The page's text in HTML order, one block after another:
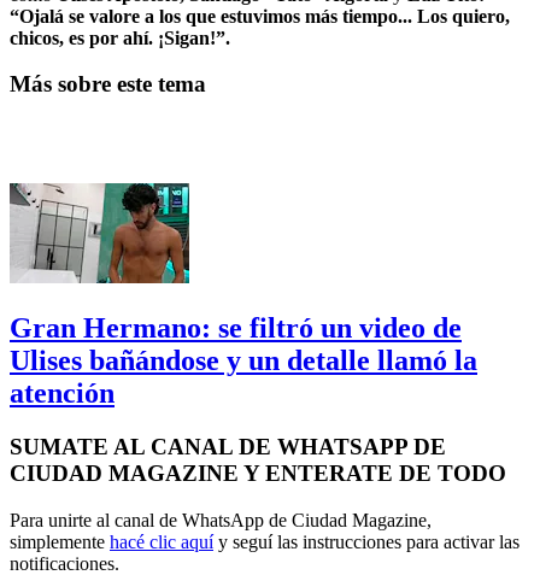
“Ojalá se valore a los que estuvimos más tiempo... Los quiero,
chicos, es por ahí. ¡Sigan!”.
Más sobre este tema
Gran Hermano: se filtró un video de
Ulises bañándose y un detalle llamó la
atención
SUMATE AL CANAL DE WHATSAPP DE
CIUDAD MAGAZINE Y ENTERATE DE TODO
Para unirte al canal de WhatsApp de Ciudad Magazine,
simplemente hacé clic aquíy seguí las instrucciones para activar las
notificaciones.